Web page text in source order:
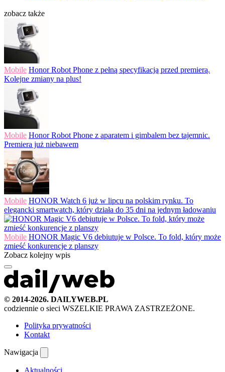
zobacz także
Mobile Honor Robot Phone z pełną specyfikacją przed premierą.
Kolejne zmiany na plus!
Mobile Honor Robot Phone z aparatem i gimbalem bez tajemnic.
Premiera już niebawem
Mobile HONOR Watch 6 już w lipcu na polskim rynku. To
elegancki smartwatch, który działa do 35 dni na jednym ładowaniu
Mobile HONOR Magic V6 debiutuje w Polsce. To fold, który może
zmieść konkurencje z planszy
Zobacz kolejny wpis
© 2014-2026. DAILYWEB.PL
codziennie o sieci WSZELKIE PRAWA ZASTRZEŻONE.
Polityka prywatności
Kontakt
Nawigacja
Aktualności